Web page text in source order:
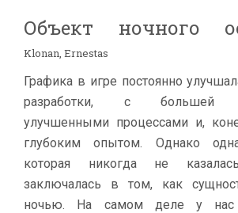
Объект ночного
Klonan, Ernestas
Графика в игре постоянно
разработки, с большей
улучшенными процессами и,
глубоким опытом. Однако
которая никогда не
заключалась в том, как
ночью. На самом деле у нас